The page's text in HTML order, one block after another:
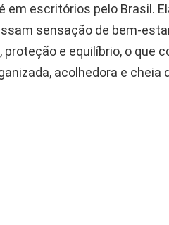
em escritórios pelo Brasil.
sensação de bem-
proteção e equilíbrio, o que
acolhedora e cheia